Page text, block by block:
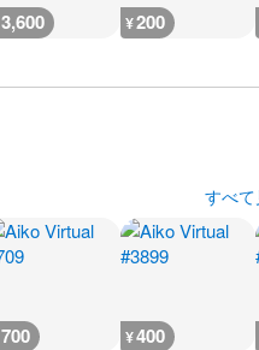
3,600 ¥200
すべ
700 ¥400